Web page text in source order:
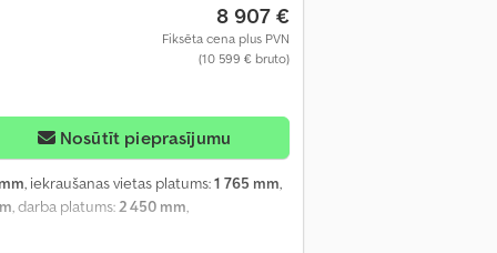
8 907 €
Fiksēta cena plus PVN
(10 599 € bruto)
Nosūtīt pieprasījumu
, iekraušanas vietas platums:1 765 mm,
, darba platums:2 450 mm,